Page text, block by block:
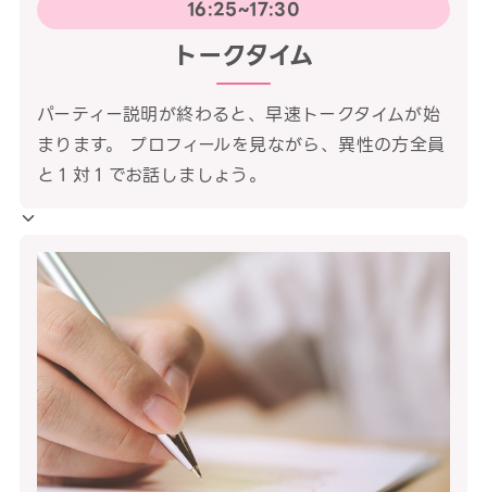
16:25~17:30
トークタイム
パーティー説明が終わると、早速トークタイムが始
まります。 プロフィールを見ながら、異性の方全員
と１対１でお話しましょう。